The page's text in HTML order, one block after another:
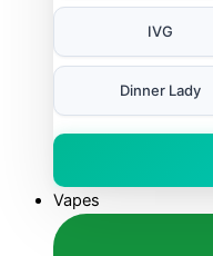
IVG
Dinner Lady
Vapes